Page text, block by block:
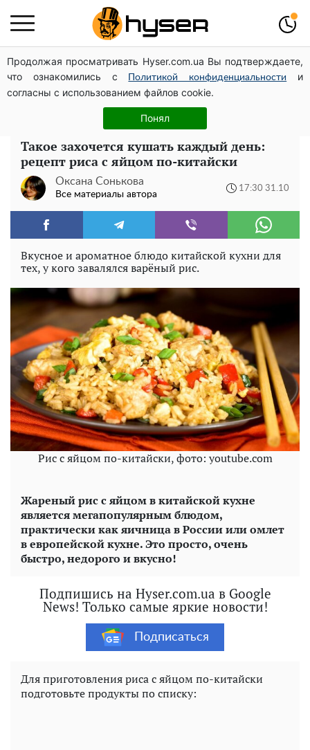
Продолжая просматривать Hyser.com.ua Вы подтверждаете,
что ознакомились с
Политикой конфиденциальности
и
согласны с использованием файлов cookie.
Понял
На Подоле обсудили развитие реабилитации и
рекреации
Полностью голая Анна Тринчер блеснула
"прелестями": таких размеров вы еще не видели
Такое захочется кушать каждый день:
рецепт риса с яйцом по-китайски
Оксана Сонькова
Все материалы автора
17:30 31.10
Вкусное и ароматное блюдо китайской кухни для
тех, у кого завалялся варёный рис.
Рис с яйцом по-китайски, фото: youtube.com
Жареный рис с яйцом в китайской кухне
является мегапопулярным блюдом,
практически как яичница в России или омлет
в европейской кухне. Это просто, очень
быстро, недорого и вкусно!
Подпишись на Hyser.com.ua в Google
News! Только самые яркие новости!
Подписаться
Для приготовления риса с яйцом по-китайски
подготовьте продукты по списку: